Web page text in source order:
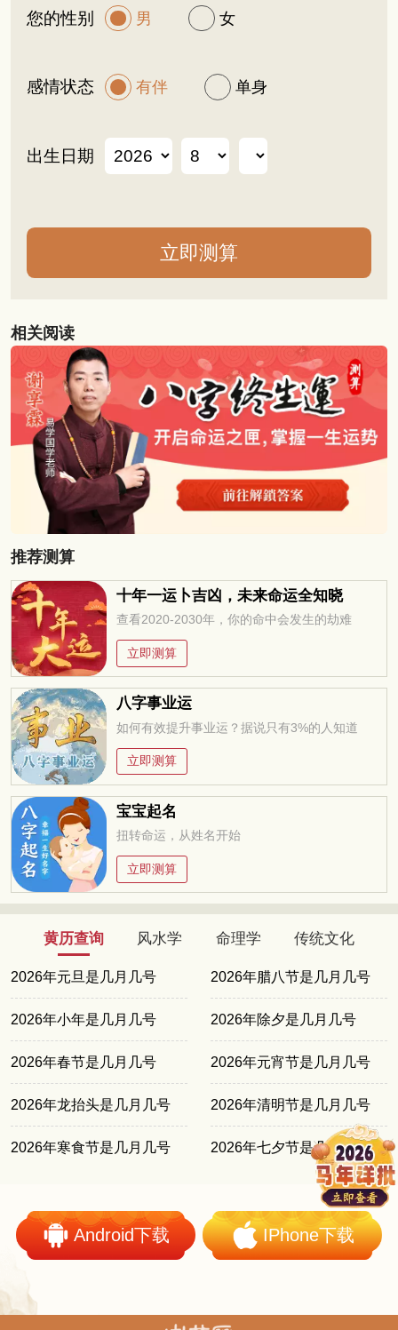
您的性别 男 女
感情状态 有伴 单身
出生日期
相关阅读
推荐测算
十年一运卜吉凶，未来命运全知晓
查看2020-2030年，你的命中会发生的劫难
立即测算
八字事业运
如何有效提升事业运？据说只有3%的人知道
立即测算
宝宝起名
扭转命运，从姓名开始
立即测算
黄历查询 风水学 命理学 传统文化
2026年元旦是几月几号 2026年腊八节是几月几号
2026年小年是几月几号 2026年除夕是几月几号
2026年春节是几月几号 2026年元宵节是几月几号
2026年龙抬头是几月几号 2026年清明节是几月几号
2026年寒食节是几月几号 2026年七夕节是几月几号
Android下载 IPhone下载